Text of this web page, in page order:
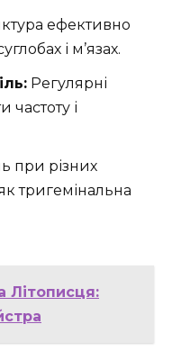
ефективно
і м’язах.
Регулярні
і
при різних
тригемінальна
Літописця: